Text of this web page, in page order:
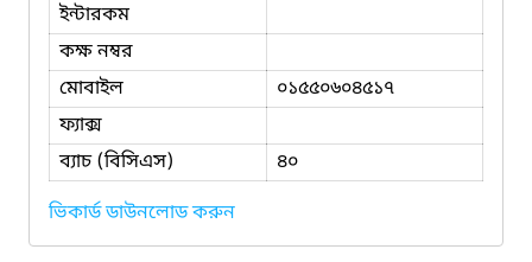
ইন্টারকম
কক্ষ নম্বর
মোবাইল
০১৫৫০৬০৪৫১৭
ফ্যাক্স
ব্যাচ (বিসিএস)
৪০
ভিকার্ড ডাউনলোড করুন